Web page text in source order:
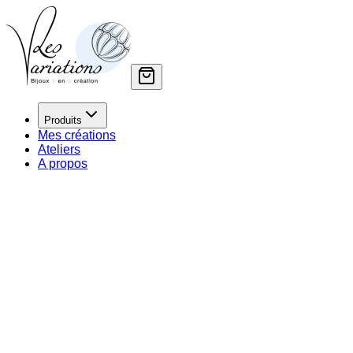
Produits
Mes créations
Ateliers
A propos